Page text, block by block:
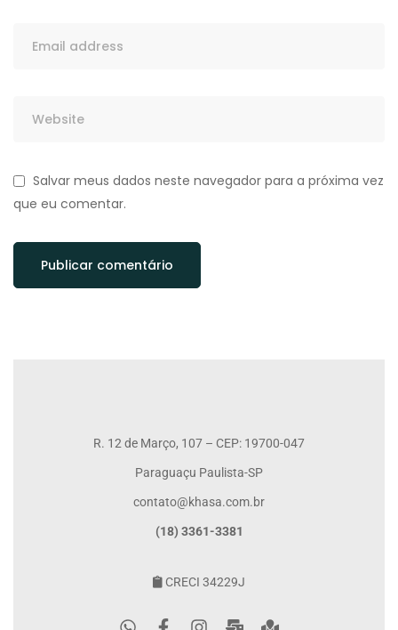
Salvar meus dados neste navegador para a próxima vez
que eu comentar.
R. 12 de Março, 107 – CEP: 19700-047
Paraguaçu Paulista-SP
contato@khasa.com.br
(18) 3361-3381
CRECI 34229J